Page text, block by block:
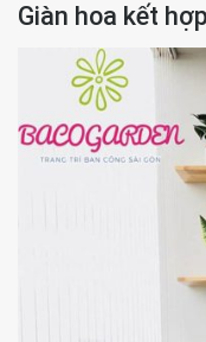
Giàn hoa kết